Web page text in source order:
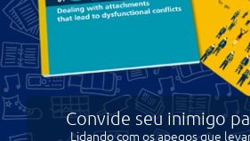
Convide seu inimigo
Lidando com os apegos que